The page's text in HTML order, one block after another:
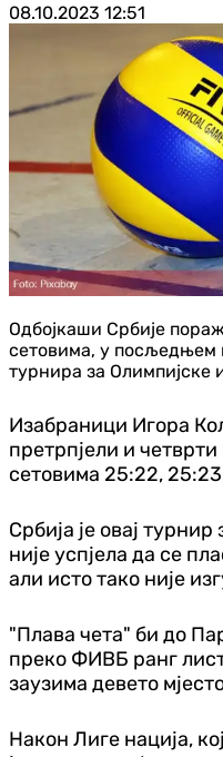
08.10.2023 12:51
Одбојкаши Србије
сетовима, у посљедњем
турнира за Олимпијске
Изабраници Игора
претрпјели и
сетовима 25:22,
Србија је овај
није успјела да се
али исто тако није
"Плава чета" би до
преко ФИВБ ранг
заузима девето
Након Лиге нација,